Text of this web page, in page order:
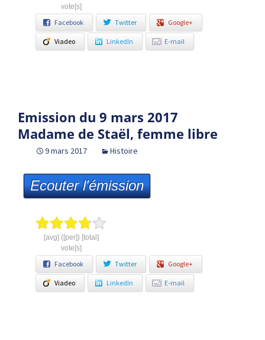
vote[s]
Facebook Twitter Google+
Viadeo LinkedIn E-mail
Emission du 9 mars 2017
Madame de Staël, femme libre
9 mars 2017 Histoire
Ecouter l'émission
[avg] ([per]) [total]
vote[s]
Facebook Twitter Google+
Viadeo LinkedIn E-mail